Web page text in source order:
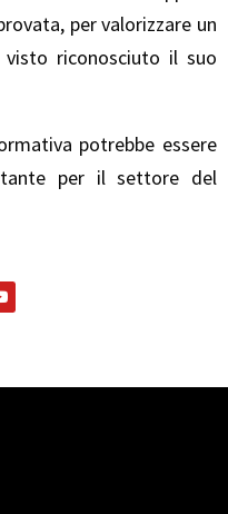
per valorizzare un
riconosciuto il suo
potrebbe essere
per il settore del